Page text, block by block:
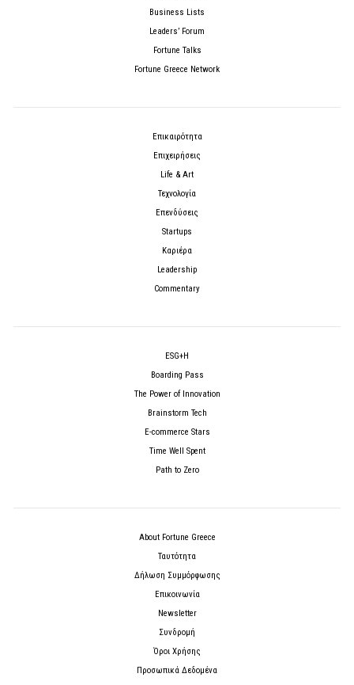
Business Lists
Leaders’ Forum
Fortune Talks
Fortune Greece Network
Επικαιρότητα
Επιχειρήσεις
Life & Art
Τεχνολογία
Επενδύσεις
Startups
Καριέρα
Leadership
Commentary
ESG+H
Boarding Pass
The Power of Innovation
Brainstorm Tech
E-commerce Stars
Time Well Spent
Path to Zero
About Fortune Greece
Ταυτότητα
Δήλωση Συμμόρφωσης
Επικοινωνία
Newsletter
Συνδρομή
Όροι Χρήσης
Προσωπικά Δεδομένα